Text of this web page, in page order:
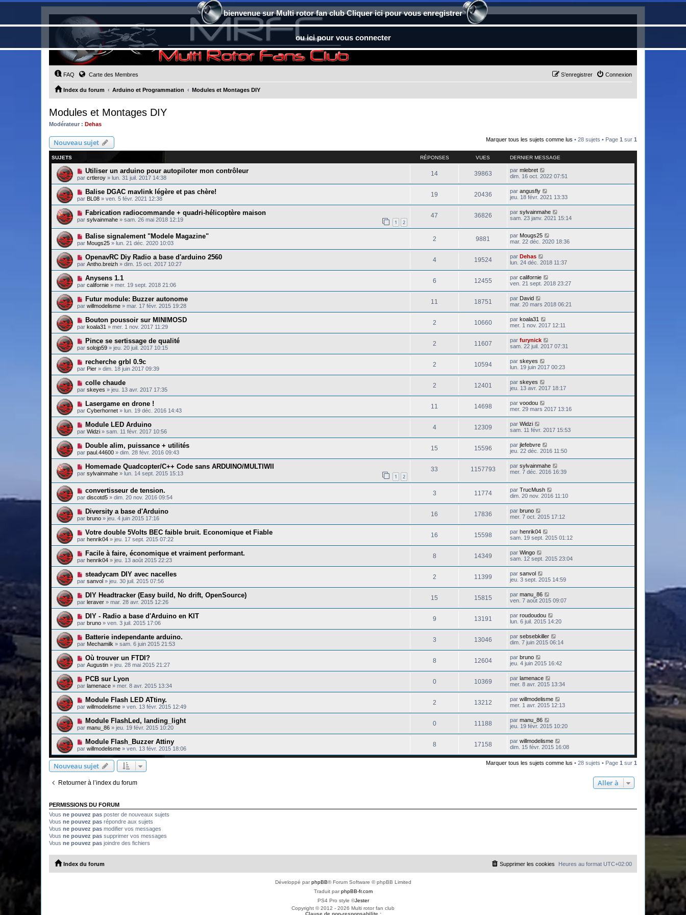
bienvenue sur Multi rotor fan club Cliquer ici pour vous enregistrer
ou ici pour vous connecter
FAQ Carte des Membres Connexion
S’enregistrer
Index du forum Arduino et Programmation Modules et Montages DIY
Modules et Montages DIY
Modérateur : Dehas
Nouveau sujet Marquer tous les sujets comme lus • 28 sujets • Page 1 sur 1
SUJETS RÉPONSES VUES DERNIER MESSAGE
Utiliser un arduino pour autopiloter mon contrôleur
par crtleroy » lun. 31 juil. 2017 14:38
14 39863 par mlebret
dim. 16 oct. 2022 07:51
Balise DGAC mavlink légère et pas chère!
par BL08 » ven. 5 févr. 2021 12:38
19 20436 par angusfly
jeu. 18 févr. 2021 13:33
Fabrication radiocommande + quadri-hélicoptère maison
par sylvainmahe » sam. 26 mai 2018 12:19 1 2
47 36826 par sylvainmahe
sam. 23 janv. 2021 15:14
Balise signalement "Modele Magazine"
par Mougs25 » lun. 21 déc. 2020 10:03
2 9881 par Mougs25
mar. 22 déc. 2020 18:36
OpenavRC Diy Radio a base d'arduino 2560
par Antho.breizh » dim. 15 oct. 2017 10:27
4 19524 par Dehas
lun. 24 déc. 2018 11:37
Anysens 1.1
par californie » mer. 19 sept. 2018 21:06
6 12455 par californie
ven. 21 sept. 2018 23:27
Futur module: Buzzer autonome
par willmodelisme » mar. 17 févr. 2015 19:28
11 18751 par David
mar. 20 mars 2018 06:21
Bouton poussoir sur MINIMOSD
par koala31 » mer. 1 nov. 2017 11:29
2 10660 par koala31
mer. 1 nov. 2017 12:11
Pince se sertissage de qualité
par solojp59 » jeu. 20 juil. 2017 10:15
2 11607 par furynick
sam. 22 juil. 2017 07:31
recherche grbl 0.9c
par Pier » dim. 18 juin 2017 09:39
2 10594 par skeyes
lun. 19 juin 2017 00:23
colle chaude
par skeyes » jeu. 13 avr. 2017 17:35
2 12401 par skeyes
jeu. 13 avr. 2017 18:17
Lasergame en drone !
par Cyberhornet » lun. 19 déc. 2016 14:43
11 14698 par voodou
mer. 29 mars 2017 13:16
Module LED Arduino
par Widzi » sam. 11 févr. 2017 10:56
4 12309 par Widzi
sam. 11 févr. 2017 15:53
Double alim, puissance + utilités
par paul.44600 » dim. 28 févr. 2016 09:43
15 15596 par jlefebvre
jeu. 22 déc. 2016 11:50
Homemade Quadcopter/C++ Code sans ARDUINO/MULTIWII
par sylvainmahe » lun. 14 sept. 2015 15:13 1 2
33 1157793 par sylvainmahe
mer. 7 déc. 2016 16:39
convertisseur de tension.
par discotd5 » dim. 20 nov. 2016 09:54
3 11774 par TrucMush
dim. 20 nov. 2016 11:10
Diversity a base d'Arduino
par bruno » jeu. 4 juin 2015 17:16
16 17836 par bruno
mer. 7 oct. 2015 17:12
Votre double 5Volts BEC faible bruit. Economique et Fiable
par henrik04 » jeu. 17 sept. 2015 07:22
16 15598 par henrik04
sam. 19 sept. 2015 01:12
Facile à faire, économique et vraiment performant.
par henrik04 » jeu. 13 août 2015 22:23
8 14349 par Wingo
sam. 12 sept. 2015 23:04
steadycam DIY avec nacelles
par sanvol » jeu. 30 juil. 2015 07:56
2 11399 par sanvol
jeu. 3 sept. 2015 14:59
DIY Headtracker (Easy build, No drift, OpenSource)
par leraver » mar. 28 avr. 2015 12:26
15 15815 par manu_86
ven. 7 août 2015 09:07
DIY - Radio a base d'Arduino en KIT
par bruno » ven. 3 juil. 2015 17:06
9 13191 par roudoudou
lun. 6 juil. 2015 14:20
Batterie independante arduino.
par Mechamilk » sam. 6 juin 2015 21:53
3 13046 par sebsebkiller
dim. 7 juin 2015 06:14
Où trouver un FTDI?
par Augustin » jeu. 28 mai 2015 21:27
8 12604 par bruno
jeu. 4 juin 2015 16:42
PCB sur Lyon
par lamenace » mer. 8 avr. 2015 13:34
0 10369 par lamenace
mer. 8 avr. 2015 13:34
Module Flash LED ATtiny.
par willmodelisme » ven. 13 févr. 2015 12:49
2 13212 par willmodelisme
mer. 1 avr. 2015 12:13
Module FlashLed, landing_light
par manu_86 » jeu. 19 févr. 2015 10:20
0 11188 par manu_86
jeu. 19 févr. 2015 10:20
Module Flash_Buzzer Attiny
par willmodelisme » ven. 13 févr. 2015 18:06
8 17158 par willmodelisme
dim. 15 févr. 2015 16:08
Nouveau sujet Marquer tous les sujets comme lus • 28 sujets • Page 1 sur 1
Retourner à l’index du forum Aller à
PERMISSIONS DU FORUM
Vous ne pouvez pas poster de nouveaux sujets
Vous ne pouvez pas répondre aux sujets
Vous ne pouvez pas modifier vos messages
Vous ne pouvez pas supprimer vos messages
Vous ne pouvez pas joindre des fichiers
Index du forum Heures au format UTC+02:00
Supprimer les cookies
Développé parphpBB® Forum Software © phpBB Limited
Traduit parphpBB-fr.com
PS4 Pro style ©Jester
Copyright © 2012 - 2026 Multi rotor fan club
Clause de non-responsabilite :